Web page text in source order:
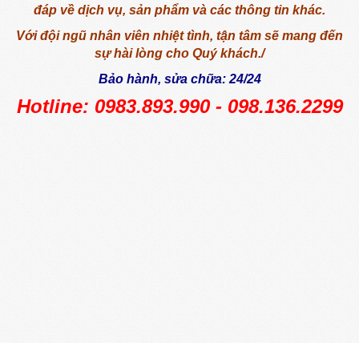
đáp về dịch vụ, sản phẩm và các thông tin khác.
Với đội ngũ nhân viên nhiệt tình, tận tâm sẽ mang đến
sự hài lòng cho Quý khách./
Bảo hành, sửa chữa: 24/24
Hotline: 0983.893.990 - 098.136.2299